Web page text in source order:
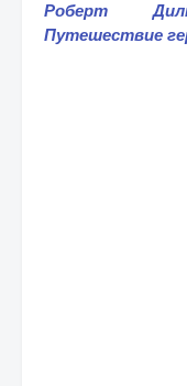
Роберт
Путешествие